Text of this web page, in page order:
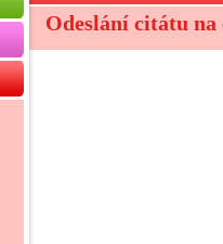
Odeslání citátu na